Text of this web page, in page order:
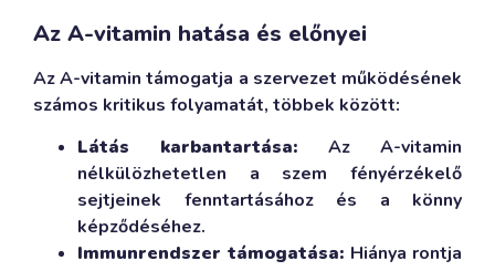
Az A-vitamin hatása és előnyei
Az A-vitamin támogatja a szervezet működésének
számos kritikus folyamatát, többek között:
Látás karbantartása: Az A-vitamin
nélkülözhetetlen a szem fényérzékelő
sejtjeinek fenntartásához és a könny
képződéséhez.
Immunrendszer támogatása: Hiánya rontja